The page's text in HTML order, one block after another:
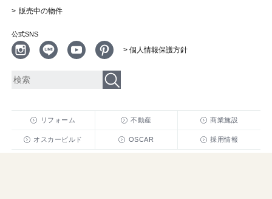
販売中の物件
公式SNS
> 個人情報保護方針
リフォーム 不動産 商業施設
オスカービルド OSCAR 採用情報